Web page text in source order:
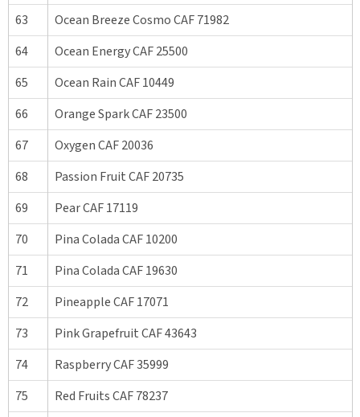
63
Ocean Breeze Cosmo CAF 71982
64
Ocean Energy CAF 25500
65
Ocean Rain CAF 10449
66
Orange Spark CAF 23500
67
Oxygen CAF 20036
68
Passion Fruit CAF 20735
69
Pear CAF 17119
70
Pina Colada CAF 10200
71
Pina Colada CAF 19630
72
Pineapple CAF 17071
73
Pink Grapefruit CAF 43643
74
Raspberry CAF 35999
75
Red Fruits CAF 78237